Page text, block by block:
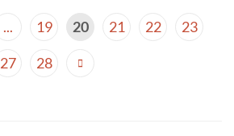
... 19 20 21 22 23
27 28